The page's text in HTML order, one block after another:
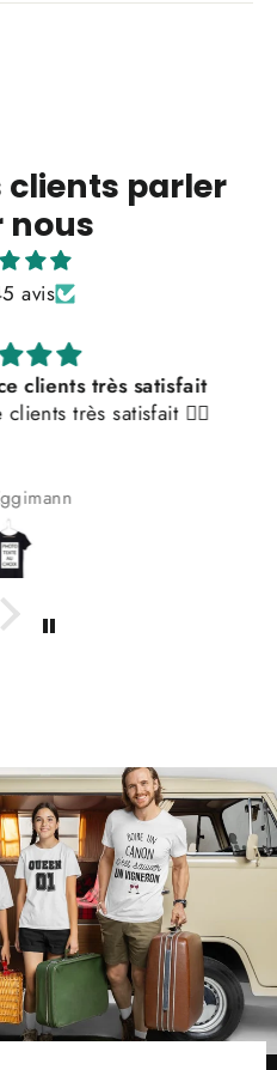
clients parler
nous
avis
clients très satisfait
très satisfait 👌🏼